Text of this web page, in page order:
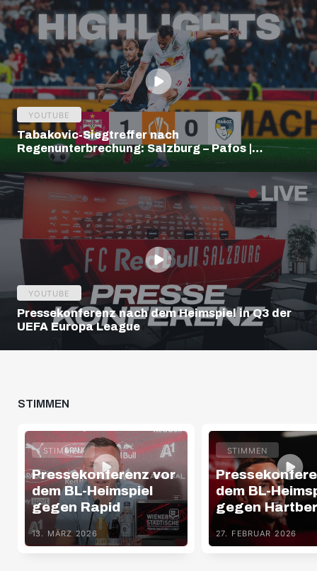
YOUTUBE
Tabakovic-Siegtreffer nach
Regenunterbrechung: Salzburg – Pafos |
Highlights | Europa League Q3
YOUTUBE
Pressekonferenz nach dem Heimspiel in Q3 der
UEFA Europa League
STIMMEN
STIMMEN
Pressekonferenz vor
dem BL-Heimspiel
gegen Rapid
13. MÄRZ 2026
STIMMEN
dem BL-
gegen
27. FEBRUAR 2026